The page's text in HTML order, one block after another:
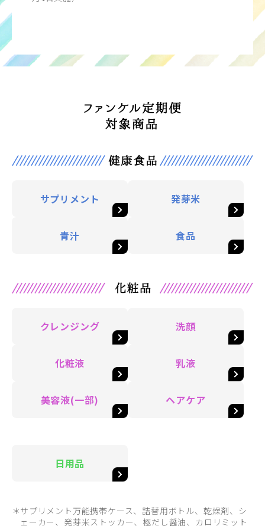
サプリメント 発芽米
青汁 食品
クレンジング 洗顔
化粧液 乳液
美容液(一部) ヘアケア
日用品
サプリメント万能携帯ケース、詰替用ボトル、乾燥剤、シ
ェーカー、発芽米ストッカー、極だし醤油、カロリミット